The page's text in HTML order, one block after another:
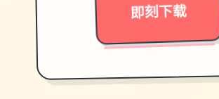
即刻下载